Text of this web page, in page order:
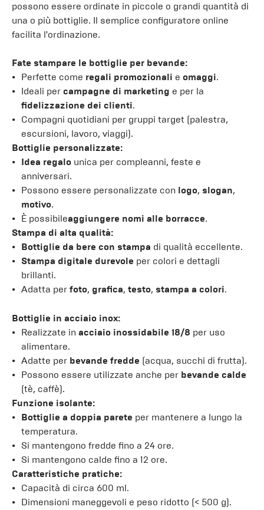
possono essere ordinate in piccole o grandi quantità di
una o più bottiglie. Il semplice configuratore online
facilita l'ordinazione.
Fate stampare le bottiglie per bevande:
Perfette come regali promozionali e omaggi.
Ideali per campagne di marketing e per la
fidelizzazione dei clienti.
Compagni quotidiani per gruppi target (palestra,
escursioni, lavoro, viaggi).
Bottiglie personalizzate:
Idea regalo unica per compleanni, feste e
anniversari.
Possono essere personalizzate con logo, slogan,
motivo.
È possibileaggiungere nomi alle borracce.
Stampa di alta qualità:
Bottiglie da bere con stampa di qualità eccellente.
Stampa digitale durevole per colori e dettagli
brillanti.
Adatta per foto, grafica, testo, stampa a colori.
Bottiglie in acciaio inox:
Realizzate in acciaio inossidabile 18/8 per uso
alimentare.
Adatte per bevande fredde (acqua, succhi di frutta).
Possono essere utilizzate anche per bevande calde
(tè, caffè).
Funzione isolante:
Bottiglie a doppia parete per mantenere a lungo la
temperatura.
Si mantengono fredde fino a 24 ore.
Si mantengono calde fino a 12 ore.
Caratteristiche pratiche:
Capacità di circa 600 ml.
Dimensioni maneggevoli e peso ridotto (< 500 g).